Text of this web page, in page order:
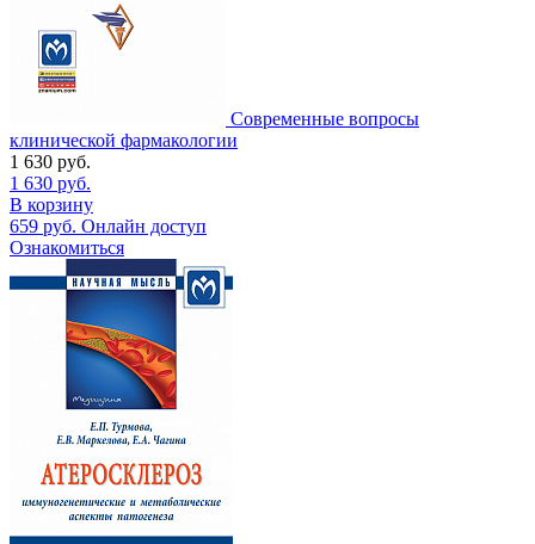
Современные вопросы
клинической фармакологии
1 630 руб.
1 630 руб.
В корзину
659 руб. Онлайн доступ
Ознакомиться